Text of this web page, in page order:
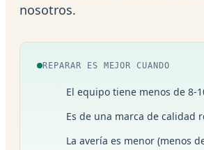
nosotros.
REPARAR ES MEJOR CUANDO
El equipo tiene menos de 8-
Es de una marca de calidad
La avería es menor (menos